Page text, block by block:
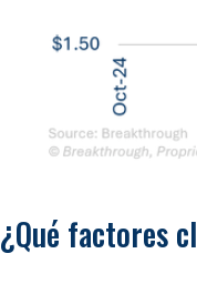
¿Qué factores